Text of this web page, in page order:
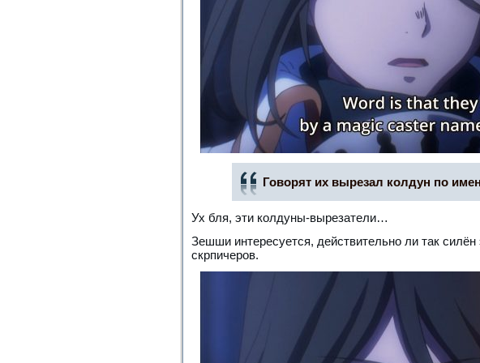
Говорят их вырезал колдун по
Ух бля, эти колдуны-вырезатели…
Зешши интересуется, действительно ли так
скрпичеров.